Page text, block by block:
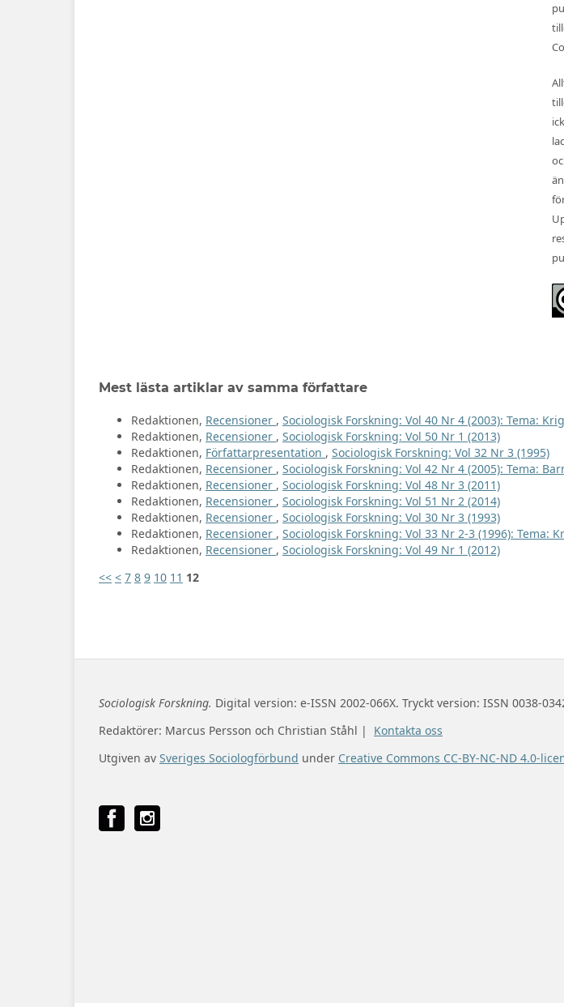
Mest lästa artiklar av samma författare
Redaktionen, Recensioner , Sociologisk Forskning: Vol 40 Nr 4 (2003): Tema:
Redaktionen, Recensioner , Sociologisk Forskning: Vol 50 Nr 1 (2013)
Redaktionen, Författarpresentation , Sociologisk Forskning: Vol 32 Nr 3 (1995)
Redaktionen, Recensioner , Sociologisk Forskning: Vol 42 Nr 4 (2005): Tema:
Redaktionen, Recensioner , Sociologisk Forskning: Vol 48 Nr 3 (2011)
Redaktionen, Recensioner , Sociologisk Forskning: Vol 51 Nr 2 (2014)
Redaktionen, Recensioner , Sociologisk Forskning: Vol 30 Nr 3 (1993)
Redaktionen, Recensioner , Sociologisk Forskning: Vol 33 Nr 2-3 (1996): Tema:
Redaktionen, Recensioner , Sociologisk Forskning: Vol 49 Nr 1 (2012)
<< < 7 8 9 10 11 12
Sociologisk Forskning. Digital version: e-ISSN 2002-066X. Tryckt version: ISSN 0038-
Redaktörer: Marcus Persson och Christian Ståhl | Kontakta oss
Utgiven av Sveriges Sociologförbund under Creative Commons CC-BY-NC-ND 4.0-